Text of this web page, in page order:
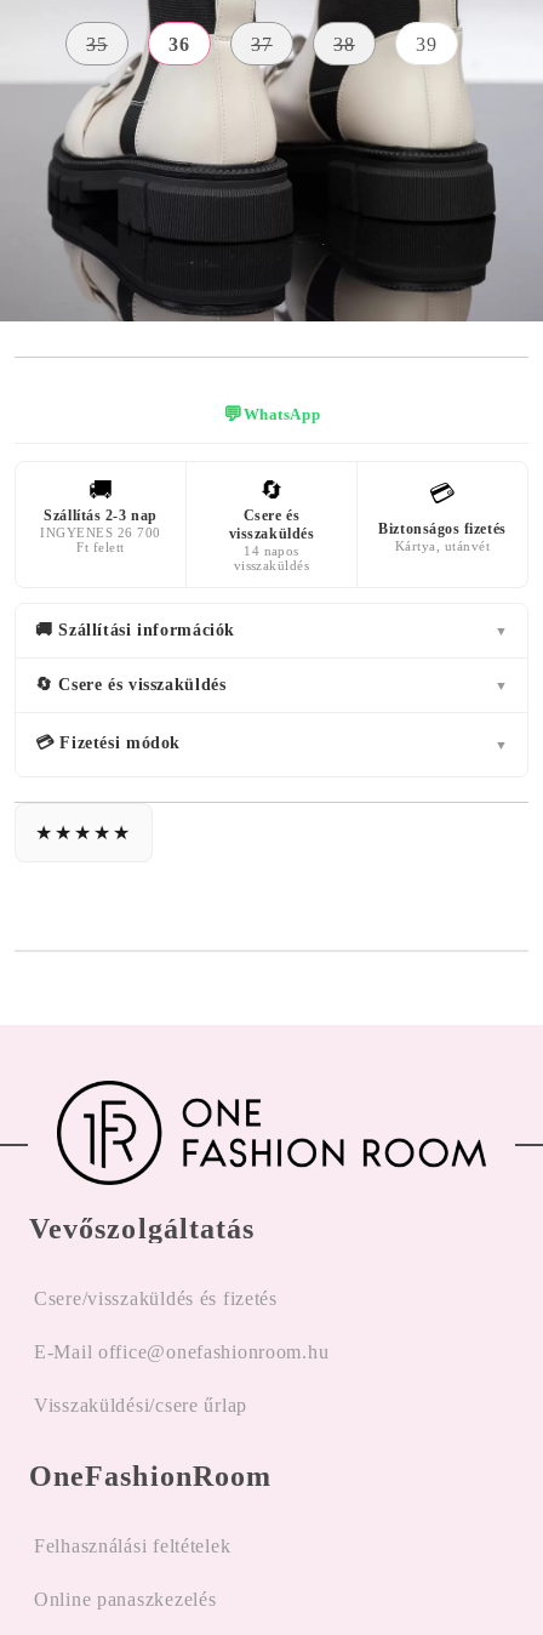
35 36 37 38 39
SZÍN
bézs
KÜLSŐ
ANYAG
Bőr Utánzat
Textil Anyag
BELSŐ ANYAG
párnázott
A TALP
MAGASSÁGA
3 centiméter
💬WhatsApp
🚚
Szállítás 2-3 nap
INGYENES 26 700
Ft felett
🔄
Csere és
visszaküldés
14 napos
visszaküldés
💳
Biztonságos fizetés
Kártya, utánvét
🚚 Szállítási információk ▼
🔄 Csere és visszaküldés ▼
💳 Fizetési módok ▼
Vevőszolgáltatás
Csere/visszaküldés és fizetés
E-Mail office@onefashionroom.hu
Visszaküldési/csere űrlap
OneFashionRoom
Felhasználási feltételek
Online panaszkezelés